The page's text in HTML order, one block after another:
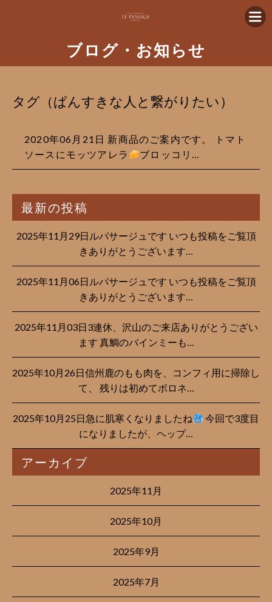
ブログ・お知らせ
タグ（ぱんすきな人と繋がりたい）
2020年06月21日 新商品のご案内です。 トマト
ソースにモッツアレラ
ブロッコリ…
最新の投稿
2025年11月29日ルパサージュです︎ いつも投稿をご覧頂
きありがとうございます…
2025年11月06日ルパサージュです︎ いつも投稿をご覧頂
きありがとうございます…
2025年11月03日3連休、沢山のご来店ありがとうござい
ます 真鯛のバインミーも…
2025年10月26日信州鹿のもも肉を、コンフィ用に掃除し
て、 残りは初めてボロネ…
2025年10月25日急に肌寒くなりましたね
今回で3度目
になりましたが、ヘップ…
アーカイブ
2025年11月
2025年10月
2025年9月
2025年7月